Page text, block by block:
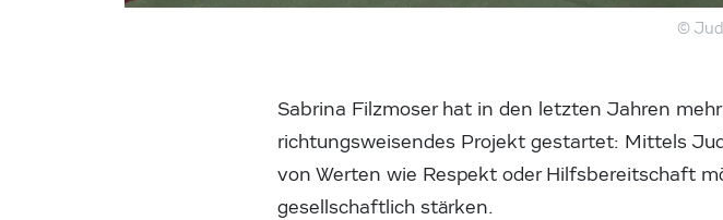
©
Sabrina Filzmoser hat in den letzten Jahren
richtungsweisendes Projekt gestartet: Mittels
von Werten wie Respekt oder Hilfsbereitschaft
gesellschaftlich stärken.